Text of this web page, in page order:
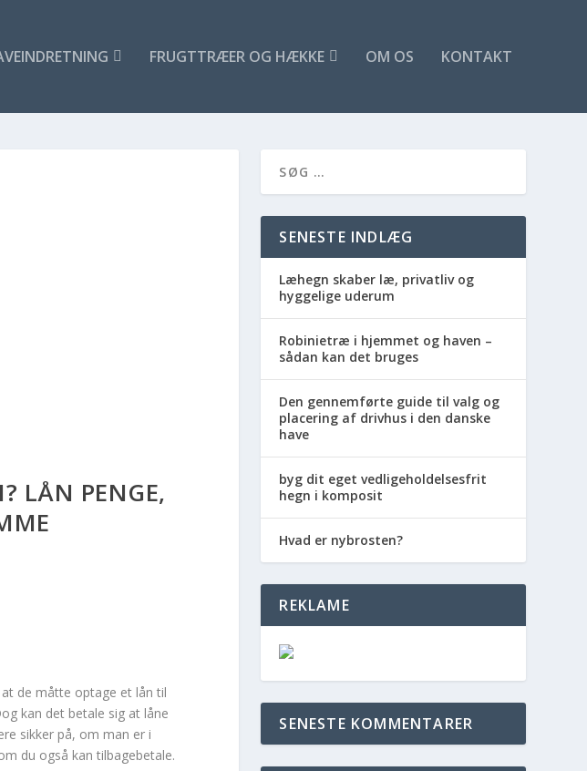
FRUGTTRÆER OG HÆKKE OM OS KONTAKT
LÅN PENGE,
de måtte optage et lån til
kan det betale sig at låne
sikker på, om man er i
du også kan tilbagebetale.
SENESTE INDLÆG
Læhegn skaber læ, privatliv og
hyggelige uderum
Robinietræ i hjemmet og haven –
sådan kan det bruges
Den gennemførte guide til valg og
placering af drivhus i den danske
have
byg dit eget vedligeholdelsesfrit
hegn i komposit
Hvad er nybrosten?
REKLAME
SENESTE KOMMENTARER